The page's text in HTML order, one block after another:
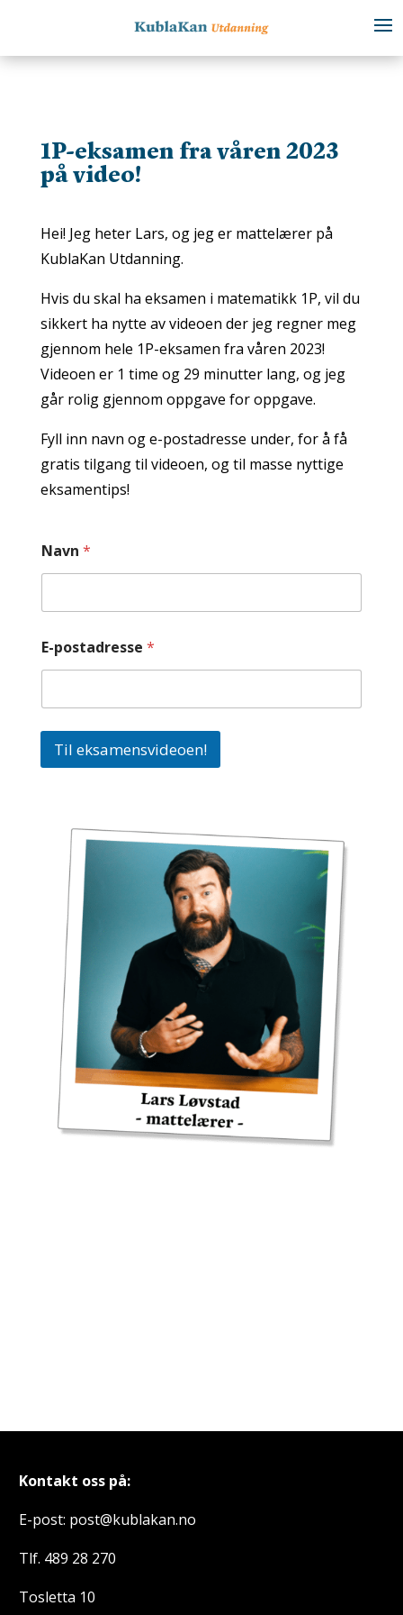
1P-eksamen fra våren 2023
på video!
Hei! Jeg heter Lars, og jeg er mattelærer på
KublaKan Utdanning.
Hvis du skal ha eksamen i matematikk 1P, vil du
sikkert ha nytte av videoen der jeg regner meg
gjennom hele 1P-eksamen fra våren 2023!
Videoen er 1 time og 29 minutter lang, og jeg
går rolig gjennom oppgave for oppgave.
Fyll inn navn og e-postadresse under, for å få
gratis tilgang til videoen, og til masse nyttige
eksamentips!
Navn *
E-postadresse *
Til eksamensvideoen!
Kontakt oss på:
E-post: post@kublakan.no
Tlf. 489 28 270
Tosletta 10